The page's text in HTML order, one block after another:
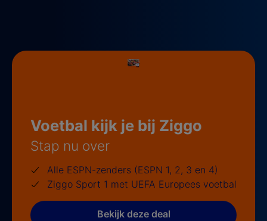
Voetbal kijk je bij Ziggo
Stap nu over
Alle ESPN-zenders (ESPN 1, 2, 3 en 4)
Ziggo Sport 1 met UEFA Europees voetbal
Bekijk deze deal